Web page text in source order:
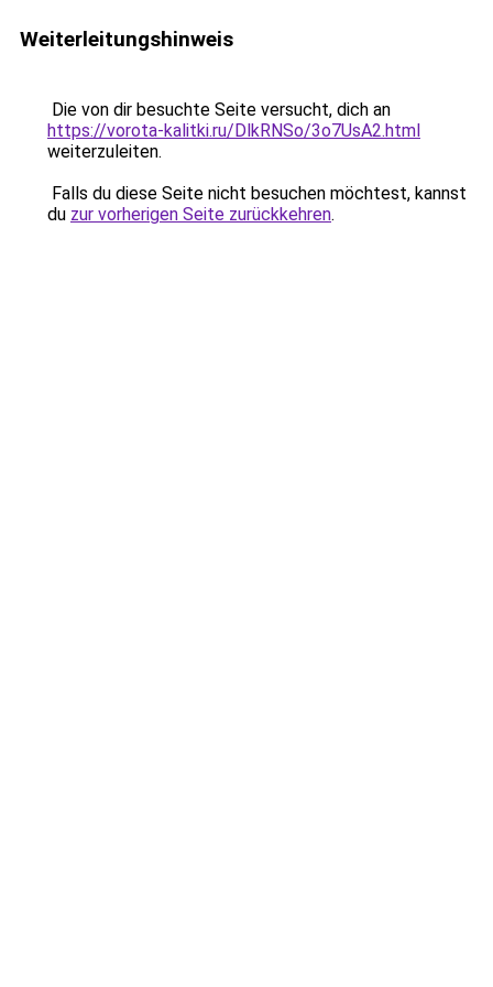
Weiterleitungshinweis
Die von dir besuchte Seite versucht, dich an
https://vorota-kalitki.ru/DlkRNSo/3o7UsA2.html
weiterzuleiten.
Falls du diese Seite nicht besuchen möchtest, kannst
du zur vorherigen Seite zurückkehren.